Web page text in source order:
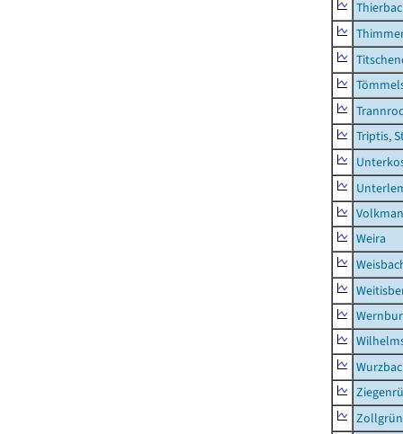
Triptis,
Weira
Zollgrün